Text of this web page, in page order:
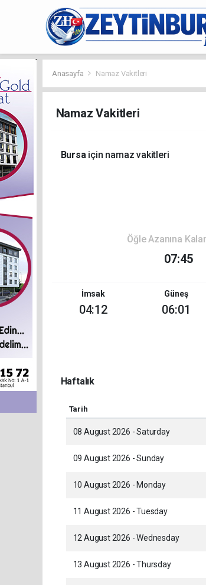
Anasayfa Namaz Vakitleri
Namaz Vakitleri
Bursa için namaz vakitleri
Öğle Azanına
07:45
İmsak
04:12
Güneş
06:01
Haftalık
Tarih
08 August 2026 - Saturday
09 August 2026 - Sunday
10 August 2026 - Monday
11 August 2026 - Tuesday
12 August 2026 - Wednesday
13 August 2026 - Thursday